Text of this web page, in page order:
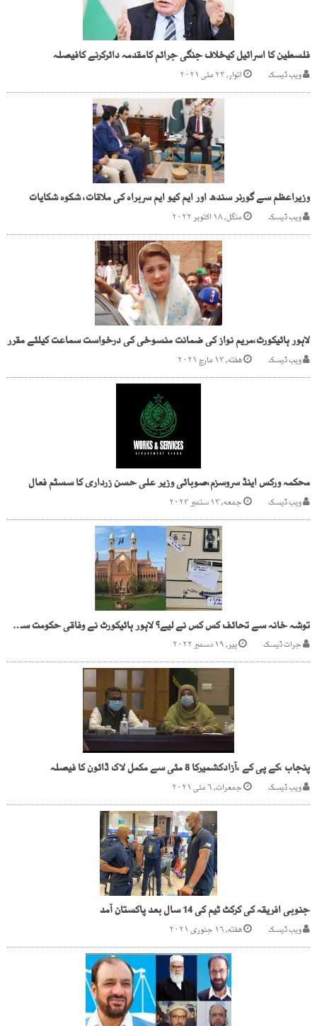
فلسطین کا اسرائیل کیخلاف جنگی جرائم کامقدمہ دائرکرنے کافیصلہ
ویب ڈیسک اتوار, ۲۳ مئی ۲۰۲۱
وزیراعظم سے گورنر سندھ اور ایم کیو ایم سربراہ کی ملاقات، شکوہ شکایات
ویب ڈیسک منگل, ۱۸ اکتوبر ۲۰۲۲
لاہور ہائیکورٹ،مریم نواز کی ضمانت منسوخی کی درخواست سماعت کیلئے مقرر
ویب ڈیسک هفته, ۱۳ مارچ ۲۰۲۱
محکمہ ورکس اینڈ سروسزم،صوبائی وزیر علی حسن زرداری کا سسٹم فعال
ویب ڈیسک جمعه, ۱۳ ستمبر ۲۰۲۴
توشہ خانہ سے تحائف کس کس نے لیے؟ لاہور ہائیکورٹ نے وفاقی حکومت سے تفصیلات طلب کر لیں
جرات ڈیسک پیر, ۱۹ دسمبر ۲۰۲۲
پنجاب ،کے پی کے ،آزادکشمیرکا 8 مئی سے مکمل لاک ڈائون کا فیصلہ
ویب ڈیسک جمعرات, ۶ مئی ۲۰۲۱
جنوبی افریقہ کی کرکٹ ٹیم کی 14 سال بعد پاکستان آمد
ویب ڈیسک هفته, ۱۶ جنوری ۲۰۲۱